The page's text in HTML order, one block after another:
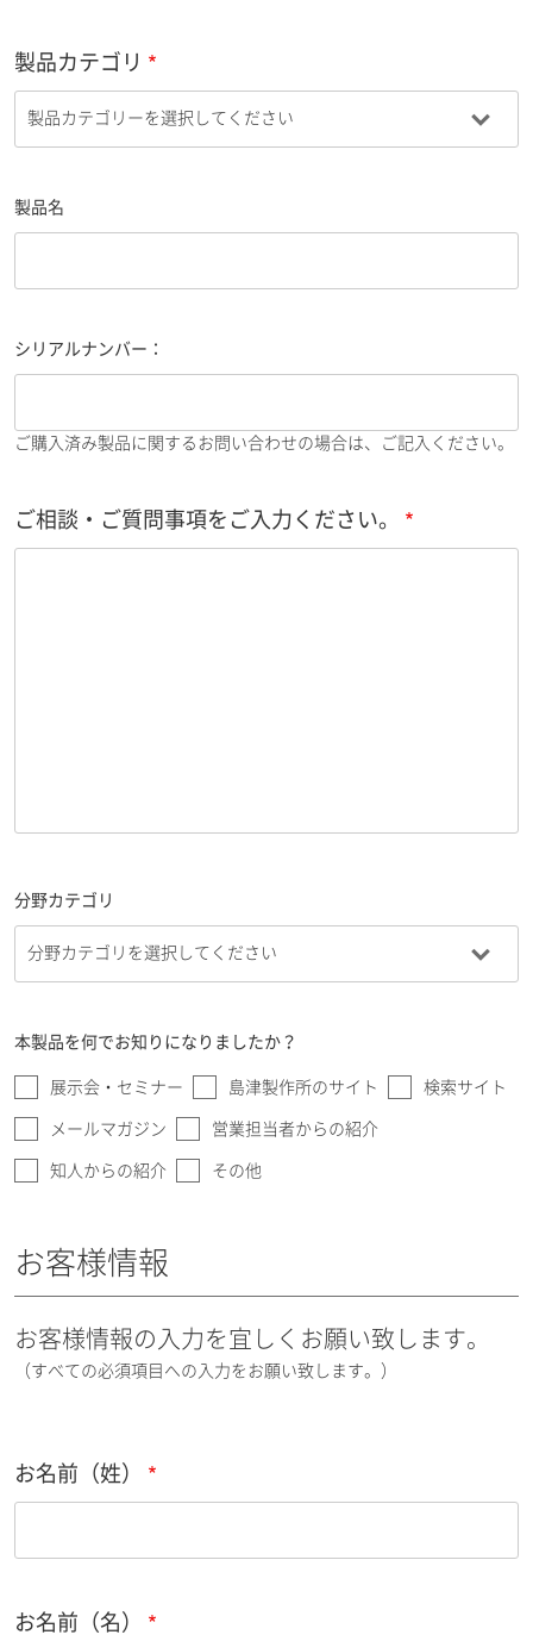
製品カテゴリ
製品名
シリアルナンバー：
ご購入済み製品に関するお問い合わせの場合は、ご記入ください。
ご相談・ご質問事項をご入力ください。
分野カテゴリ
本製品を何でお知りになりましたか？
展示会・セミナー 島津製作所のサイト 検索サイト
メールマガジン 営業担当者からの紹介
知人からの紹介 その他
お客様情報
お客様情報の入力を宜しくお願い致します。
（すべての必須項目への入力をお願い致します。）
お名前（姓）
お名前（名）